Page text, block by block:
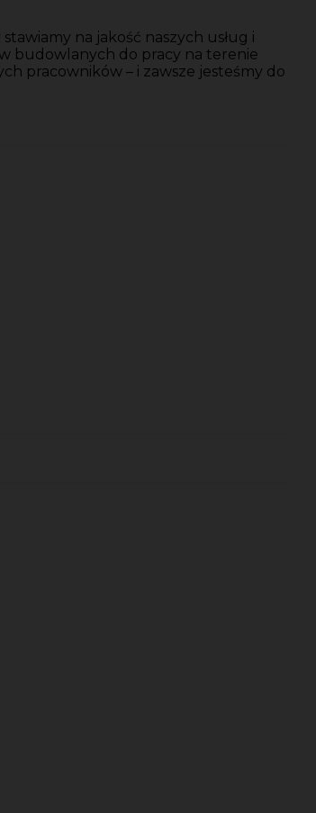
na jakość naszych usług i
budowlanych do pracy na terenie
pracowników – i zawsze jesteśmy do